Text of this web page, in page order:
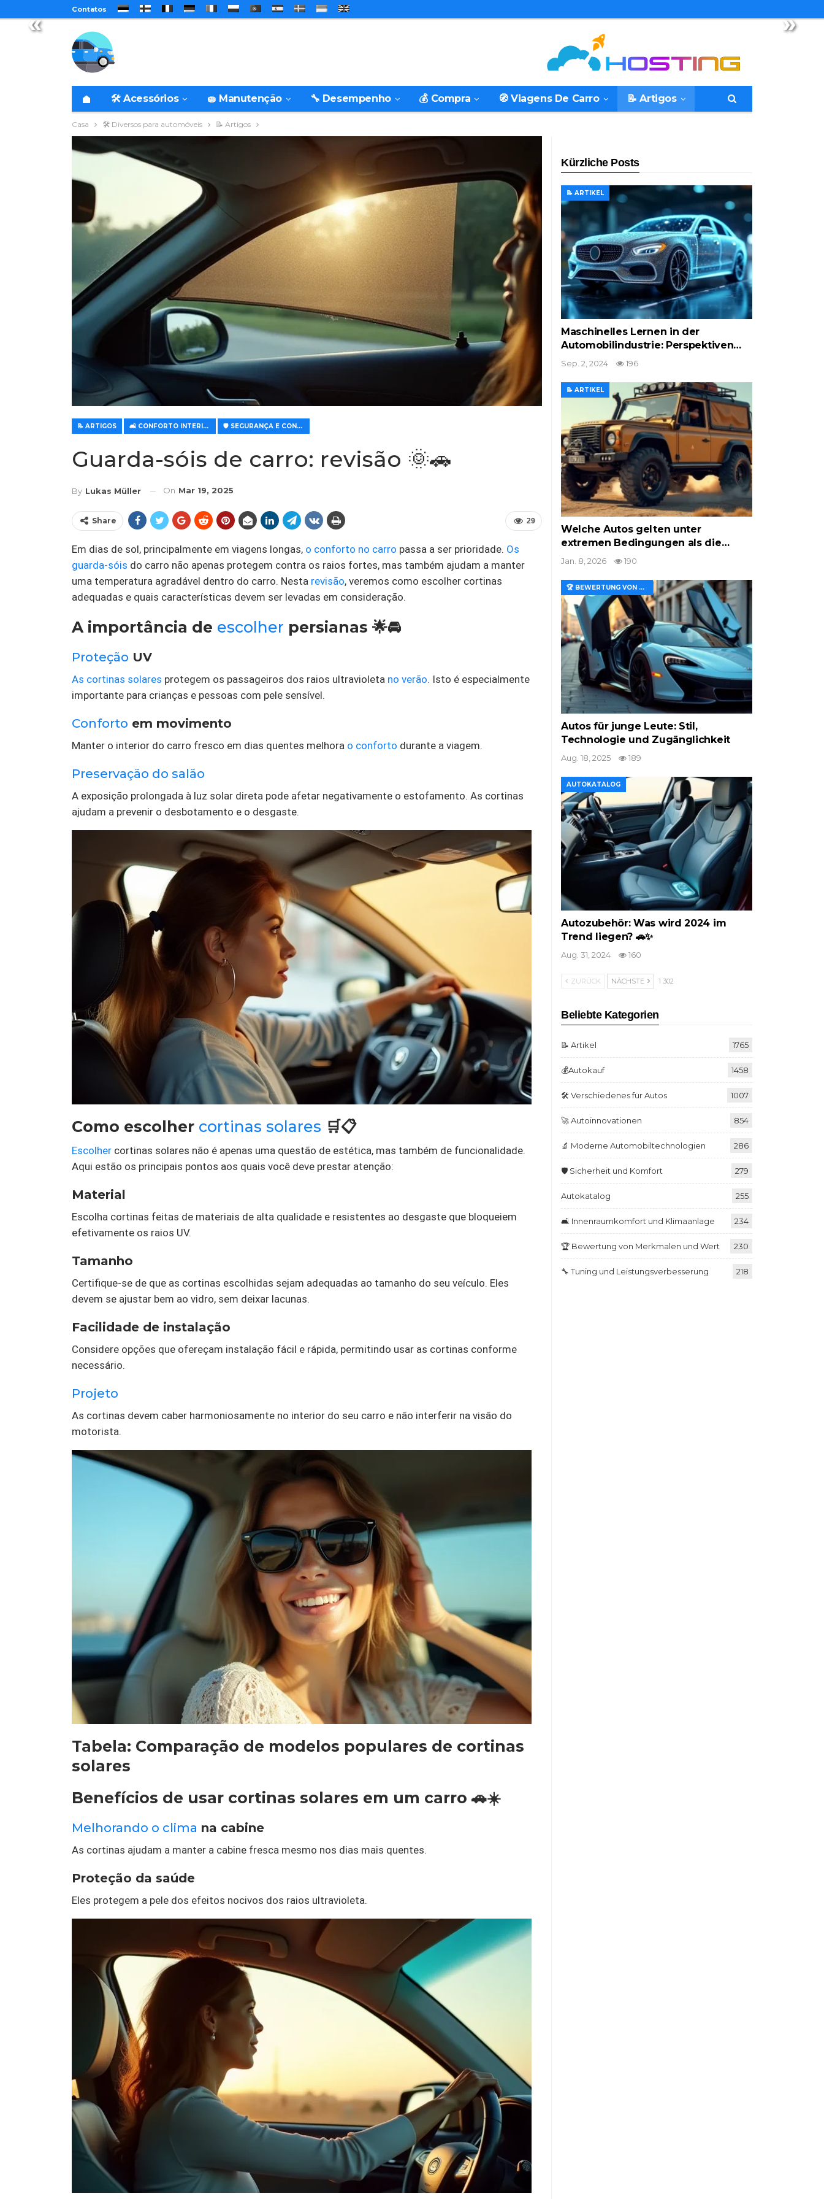
« »
Contatos
🛠️ Acessórios 🧽 Manutenção 🔧 Desempenho 💰 Compra 🧭 Viagens De Carro 📝 Artigos
Casa 🛠️ Diversos para automóveis 📝 Artigos
📝 ARTIGOS 🛋️ CONFORTO INTERIOR E CONTROLO CLIMÁTICO 🛡️ SEGURANÇA E CONFORTO
Guarda-sóis de carro: revisão 🌞🚗
By Lukas Müller On Mar 19, 2025
29
Share
Em dias de sol, principalmente em viagens longas, o conforto no carro passa a ser prioridade. Os
guarda-sóis do carro não apenas protegem contra os raios fortes, mas também ajudam a manter
uma temperatura agradável dentro do carro. Nesta revisão, veremos como escolher cortinas
adequadas e quais características devem ser levadas em consideração.
A importância de escolher persianas 🌟🚘
Proteção UV
As cortinas solares protegem os passageiros dos raios ultravioleta no verão. Isto é especialmente
importante para crianças e pessoas com pele sensível.
Conforto em movimento
Manter o interior do carro fresco em dias quentes melhora o conforto durante a viagem.
Preservação do salão
A exposição prolongada à luz solar direta pode afetar negativamente o estofamento. As cortinas
ajudam a prevenir o desbotamento e o desgaste.
Como escolher cortinas solares 🛒📋
Escolher cortinas solares não é apenas uma questão de estética, mas também de funcionalidade.
Aqui estão os principais pontos aos quais você deve prestar atenção:
Material
Escolha cortinas feitas de materiais de alta qualidade e resistentes ao desgaste que bloqueiem
efetivamente os raios UV.
Tamanho
Certifique-se de que as cortinas escolhidas sejam adequadas ao tamanho do seu veículo. Eles
devem se ajustar bem ao vidro, sem deixar lacunas.
Facilidade de instalação
Considere opções que ofereçam instalação fácil e rápida, permitindo usar as cortinas conforme
necessário.
Projeto
As cortinas devem caber harmoniosamente no interior do seu carro e não interferir na visão do
motorista.
Tabela: Comparação de modelos populares de cortinas
solares
Benefícios de usar cortinas solares em um carro 🚗☀️
Melhorando o clima na cabine
As cortinas ajudam a manter a cabine fresca mesmo nos dias mais quentes.
Proteção da saúde
Eles protegem a pele dos efeitos nocivos dos raios ultravioleta.
Kürzliche Posts
📝 ARTIKEL
Maschinelles Lernen in der
Automobilindustrie: Perspektiven…
Sep. 2, 2024 196
📝 ARTIKEL
Welche Autos gelten unter
extremen Bedingungen als die…
Jan. 8, 2026 190
🏆 BEWERTUNG VON MERKMALEN UND WERT
Autos für junge Leute: Stil,
Technologie und Zugänglichkeit
Aug. 18, 2025 189
AUTOKATALOG
Autozubehör: Was wird 2024 im
Trend liegen? 🚗✨
Aug. 31, 2024 160
ZURÜCK NÄCHSTE 1 302
Beliebte Kategorien
📝 Artikel 1765
💰Autokauf 1458
🛠️ Verschiedenes für Autos 1007
🚀 Autoinnovationen 854
🔬 Moderne Automobiltechnologien 286
🛡️ Sicherheit und Komfort 279
Autokatalog 255
🛋️ Innenraumkomfort und Klimaanlage 234
🏆 Bewertung von Merkmalen und Wert 230
🔧 Tuning und Leistungsverbesserung 218